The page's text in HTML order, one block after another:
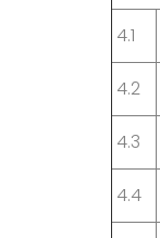
4.1
4.2
4.3
4.4